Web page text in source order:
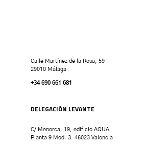
Calle Martínez de la Rosa, 59
29010 Málaga
+34 690 661 681
DELEGACIÓN LEVANTE
C/ Menorca, 19, edificio AQUA
Planta 9 Mod. 3. 46023 Valencia